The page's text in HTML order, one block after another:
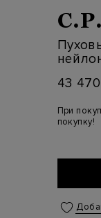
43
При
покупку!